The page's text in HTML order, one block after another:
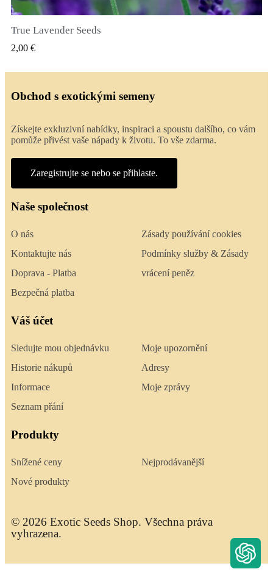
True Lavender Seeds
2,00 €
Obchod s exotickými semeny
Získejte exkluzivní nabídky, inspiraci a spoustu dalšího, co vám
pomůže přivést vaše nápady k životu. To vše zdarma.
Zaregistrujte se nebo se přihlaste.
Naše společnost
O nás
Kontaktujte nás
Doprava - Platba
Bezpečná platba
Zásady používání cookies
Podmínky služby & Zásady
vrácení peněz
Váš účet
Sledujte mou objednávku
Historie nákupů
Informace
Seznam přání
Moje upozornění
Adresy
Moje zprávy
Produkty
Snížené ceny
Nové produkty
Nejprodávanější
© 2026 Exotic Seeds Shop. Všechna práva
vyhrazena.